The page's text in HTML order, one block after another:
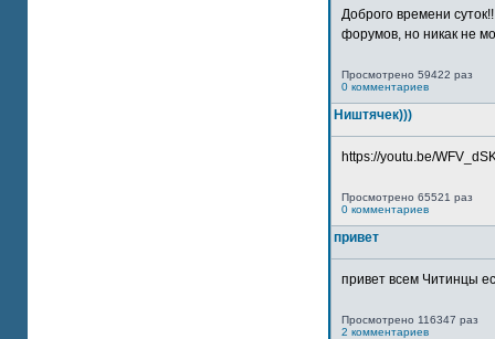
Доброго времени
форумов, но никак не
Просмотрено 59422 раз
0 комментариев
Ништячек)))
https://youtu.be/
Просмотрено 65521 раз
0 комментариев
привет
привет всем Читинцы
Просмотрено 116347 раз
2 комментариев